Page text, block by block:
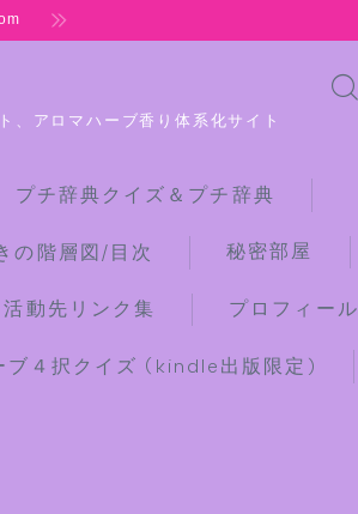
、アロマハーブ香り体系化サイト
チ辞典クイズ＆プチ辞典
の階層図/目次 秘密部屋
動先リンク集 プロフィール
４択クイズ (kindle出版限定)